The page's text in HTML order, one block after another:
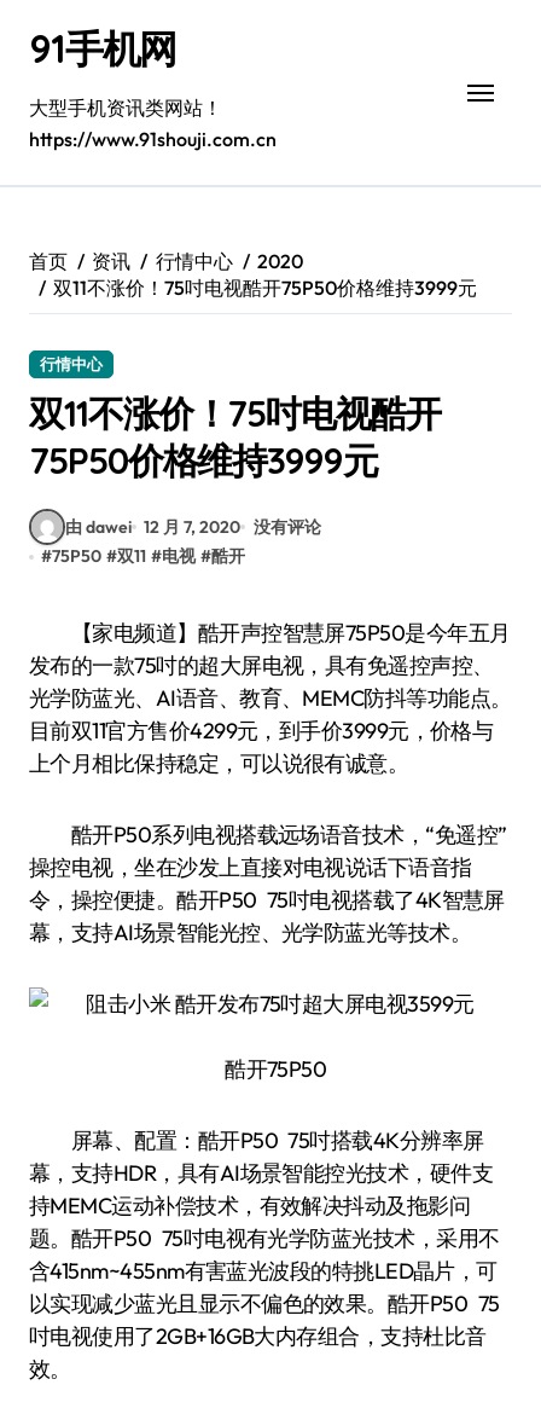
91手机网
大型手机资讯类网站！
https://www.91shouji.com.cn
首页 资讯 行情中心
2020
双11不涨价！75吋电视酷开75P50价格维持3999元
行情中心
双11不涨价！75吋电视酷开
75P50价格维持3999元
由 dawei 12 月 7, 2020 没有评论
#75P50 #双11 #电视 #酷开
【家电频道】酷开声控智慧屏75P50是今年五月
发布的一款75吋的超大屏电视，具有免遥控声控、
光学防蓝光、AI语音、教育、MEMC防抖等功能点。
目前双11官方售价4299元，到手价3999元，价格与
上个月相比保持稳定，可以说很有诚意。
酷开P50系列电视搭载远场语音技术，“免遥控”
操控电视，坐在沙发上直接对电视说话下语音指
令，操控便捷。酷开P50 75吋电视搭载了4K智慧屏
幕，支持AI场景智能光控、光学防蓝光等技术。
酷开75P50
屏幕、配置：酷开P50 75吋搭载4K分辨率屏
幕，支持HDR，具有AI场景智能控光技术，硬件支
持MEMC运动补偿技术，有效解决抖动及拖影问
题。酷开P50 75吋电视有光学防蓝光技术，采用不
含415nm~455nm有害蓝光波段的特挑LED晶片，可
以实现减少蓝光且显示不偏色的效果。酷开P50 75
吋电视使用了2GB+16GB大内存组合，支持杜比音
效。